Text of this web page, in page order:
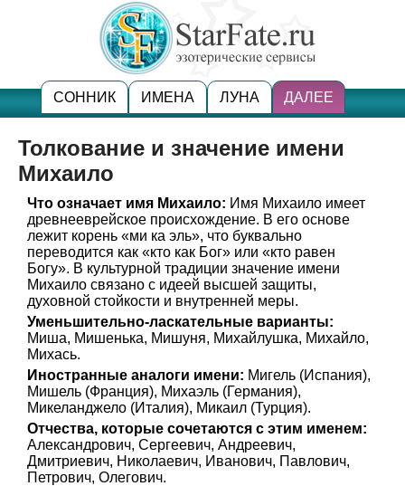
СОННИК ИМЕНА ЛУНА ДАЛЕЕ
Толкование и значение имени
Михаило
Что означает имя Михаило: Имя Михаило имеет
древнееврейское происхождение. В его основе
лежит корень «ми ка эль», что буквально
переводится как «кто как Бог» или «кто равен
Богу». В культурной традиции значение имени
Михаило связано с идеей высшей защиты,
духовной стойкости и внутренней меры.
Уменьшительно-ласкательные варианты:
Миша, Мишенька, Мишуня, Михайлушка, Михайло,
Михась.
Иностранные аналоги имени: Мигель (Испания),
Мишель (Франция), Михаэль (Германия),
Микеланджело (Италия), Микаил (Турция).
Отчества, которые сочетаются с этим именем:
Александрович, Сергеевич, Андреевич,
Дмитриевич, Николаевич, Иванович, Павлович,
Петрович, Олегович.